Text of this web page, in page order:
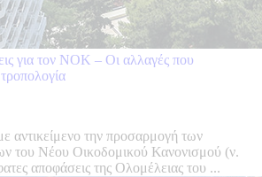
για τον ΝΟΚ – Οι αλλαγές που
αντικείμενο την προσαρμογή των
του Νέου Οικοδομικού Κανονισμού (ν.
αποφάσεις της Ολομέλειας του ...